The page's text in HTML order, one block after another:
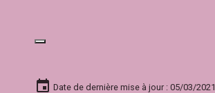
Date de dernière mise à jour : 05/03/2021